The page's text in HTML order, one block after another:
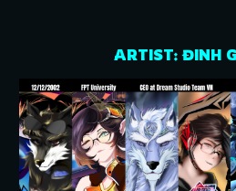
ARTIST: ĐINH